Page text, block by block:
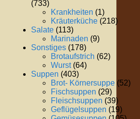
(733)
Krankheiten (1)
Kräuterküche (218)
Salate (113)
Marinaden (9)
Sonstiges (178)
Brotaufstrich (62)
Wurst(64)
Suppen (403)
Brot- Körnersuppe (52)
Fischsuppen (29)
Fleischsuppen (39)
Geflügelsuppen (19)